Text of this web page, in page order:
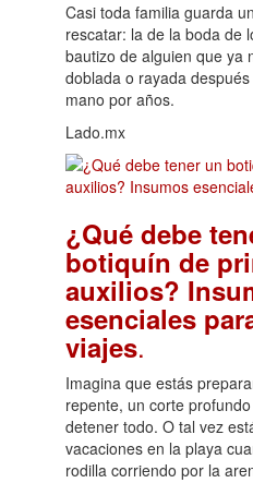
Casi toda familia guarda
rescatar: la de la boda de
bautizo de alguien que ya
doblada o rayada
mano por años.
Lado.mx
¿Qué debe
botiquín de
auxilios?
esenciales
viajes.
Imagina que estás
repente, un corte
detener todo. O tal vez
vacaciones en la playa
rodilla corriendo por la